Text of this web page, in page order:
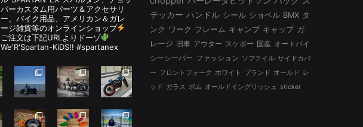
パーカスタム用パーツ＆アクセサリ
ー、バイク用品、アメリカン＆ガレ
ージ雑貨等のオンラインショップ
ご注文は下記URLよりドーゾ
We'R'Spartan-KiDS!! #spartanex
テッカー ハンドル シール ショベル BMX タ
ンク ワーク フレーム キャンプ キャップ ガ
レージ
旧車 アウター スケボー 国産 オートバイ
シーシーバー ファッション ソフテイル サイドカバ
ー フロントフォーク ホワイト ブランド オールド レ
ッド ガラス ボム オールドイングリッシュ sticker